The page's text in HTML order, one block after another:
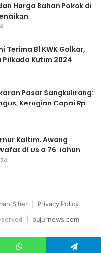
Harga Bahan Pokok di
Terima B1 KWK Golkar,
Pilkada Kutim 2024
Pasar Sangkulirang:
Kerugian Capai Rp
Kaltim, Awang
di Usia 76 Tahun
Siber
Privacy Policy
| bujurnews.com